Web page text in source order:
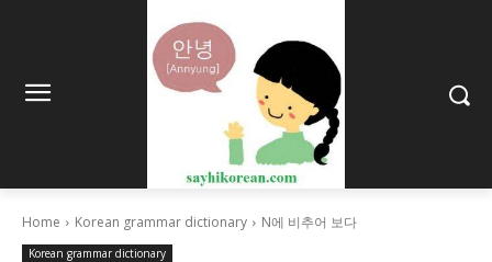
Home Korean grammar dictionary N에 비추어 보다
Korean grammar dictionary